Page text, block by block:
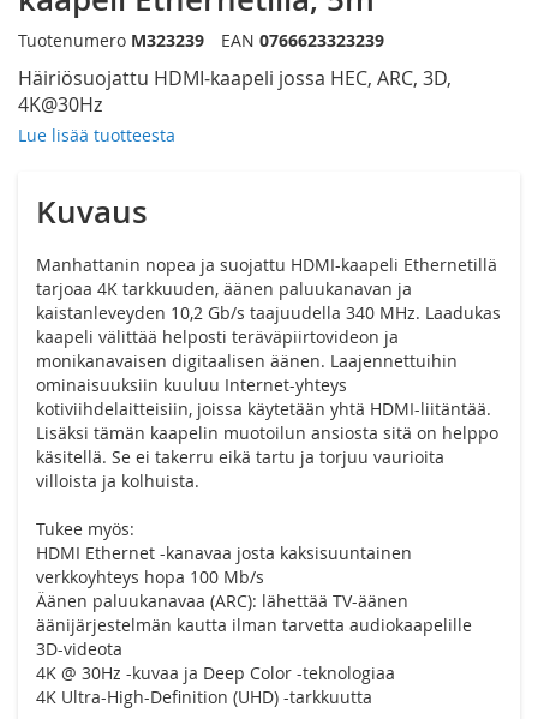
Häiriösuojattu HDMI-kaapeli jossa HEC, ARC, 3D,
4K@30Hz
Lue lisää tuotteesta
Tuotenumero M323239 EAN 0766623323239
Kuvaus
Manhattanin nopea ja suojattu HDMI-kaapeli Ethernetillä
tarjoaa 4K tarkkuuden, äänen paluukanavan ja
kaistanleveyden 10,2 Gb/s taajuudella 340 MHz. Laadukas
kaapeli välittää helposti teräväpiirtovideon ja
monikanavaisen digitaalisen äänen. Laajennettuihin
ominaisuuksiin kuuluu Internet-yhteys
kotiviihdelaitteisiin, joissa käytetään yhtä HDMI-liitäntää.
Lisäksi tämän kaapelin muotoilun ansiosta sitä on helppo
käsitellä. Se ei takerru eikä tartu ja torjuu vaurioita
villoista ja kolhuista.
Tukee myös:
HDMI Ethernet -kanavaa josta kaksisuuntainen
verkkoyhteys hopa 100 Mb/s
Äänen paluukanavaa (ARC): lähettää TV-äänen
äänijärjestelmän kautta ilman tarvetta audiokaapelille
3D-videota
4K @ 30Hz -kuvaa ja Deep Color -teknologiaa
4K Ultra-High-Definition (UHD) -tarkkuutta